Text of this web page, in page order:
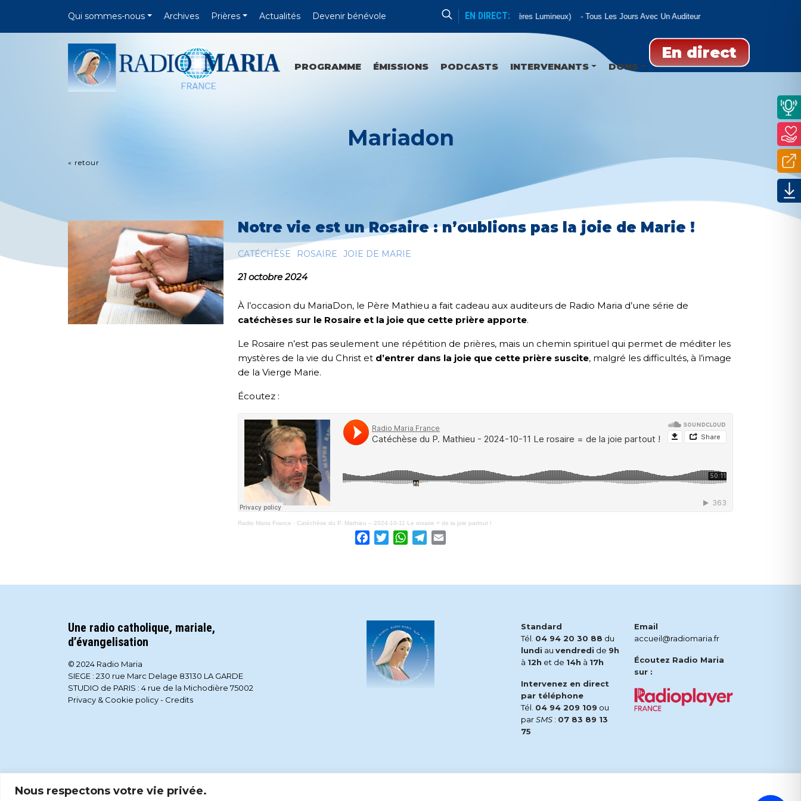
Nous respectons votre vie privée.
Qui sommes-nous Archives Prières Actualités Devenir bénévole EN DIRECT:
Chapelet (Mystères Lumineux) Tous Les Jours Avec Un Auditeur
En direct
PROGRAMME ÉMISSIONS PODCASTS INTERVENANTS DONS
Mariadon
« retour
Notre vie est un Rosaire : n’oublions pas la joie de Marie !
CATÉCHÈSE ROSAIRE JOIE DE MARIE
21 octobre 2024
À l’occasion du MariaDon, le Père Mathieu a fait cadeau aux auditeurs de Radio Maria d’une série de
catéchèses sur le Rosaire et la joie que cette prière apporte.
Le Rosaire n’est pas seulement une répétition de prières, mais un chemin spirituel qui permet de méditer les
mystères de la vie du Christ et d’entrer dans la joie que cette prière suscite, malgré les difficultés, à l’image
de la Vierge Marie.
Écoutez :
Radio Maria France · Catéchèse du P. Mathieu – 2024-10-11 Le rosaire = de la joie partout !
Facebook
TwitterWhatsApp
Telegram
Une radio catholique, mariale,
d’évangelisation
© 2024 Radio Maria
SIEGE : 230 rue Marc Delage 83130 LA GARDE
STUDIO de PARIS : 4 rue de la Michodière 75002
Privacy & Cookie policy- Credits
Standard
Tél. 04 94 20 30 88 du
lundi au vendredi de 9h
à 12h et de 14h à 17h
Intervenez en direct
par téléphone
Tél. 04 94 209 109 ou
parSMS : 07 83 89 13
75
Email
accueil@radiomaria.fr
Écoutez Radio Maria
sur :